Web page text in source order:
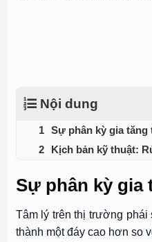
Nội dung
Sự phân kỳ gia
Kịch bản kỹ thuật:
Sự phân kỳ
Tâm lý trên thị trường phái
thành một đáy cao hơn so